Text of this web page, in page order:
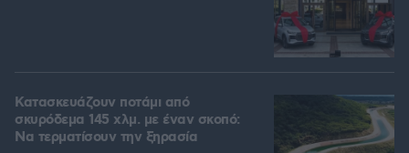
Κατασκευάζουν ποτάμι από
σκυρόδεμα 145 χλμ. με έναν σκοπό:
Να τερματίσουν την ξηρασία